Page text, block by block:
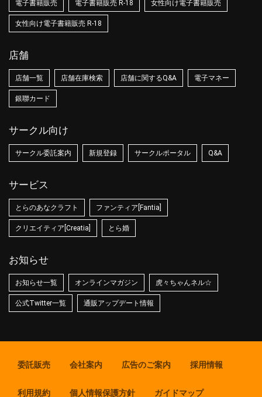
電子書籍販売 電子書籍販売 R-18 女性向け電子書籍販売
女性向け電子書籍販売 R-18
店舗
店舗一覧 店舗在庫検索 店舗に関するQ&A 電子マネー
銀聯カード
サークル向け
サークル委託案内 新規登録 サークルポータル Q&A
サービス
とらのあなクラフト ファンティア[Fantia]
クリエイティア[Creatia] とら婚
お知らせ
お知らせ一覧 オンラインマガジン 虎々ちゃんネル☆
公式Twitter一覧 通販アップデート情報
委託販売 会社案内 広告のご案内 採用情報
利用規約 個人情報保護方針 ガイドマップ